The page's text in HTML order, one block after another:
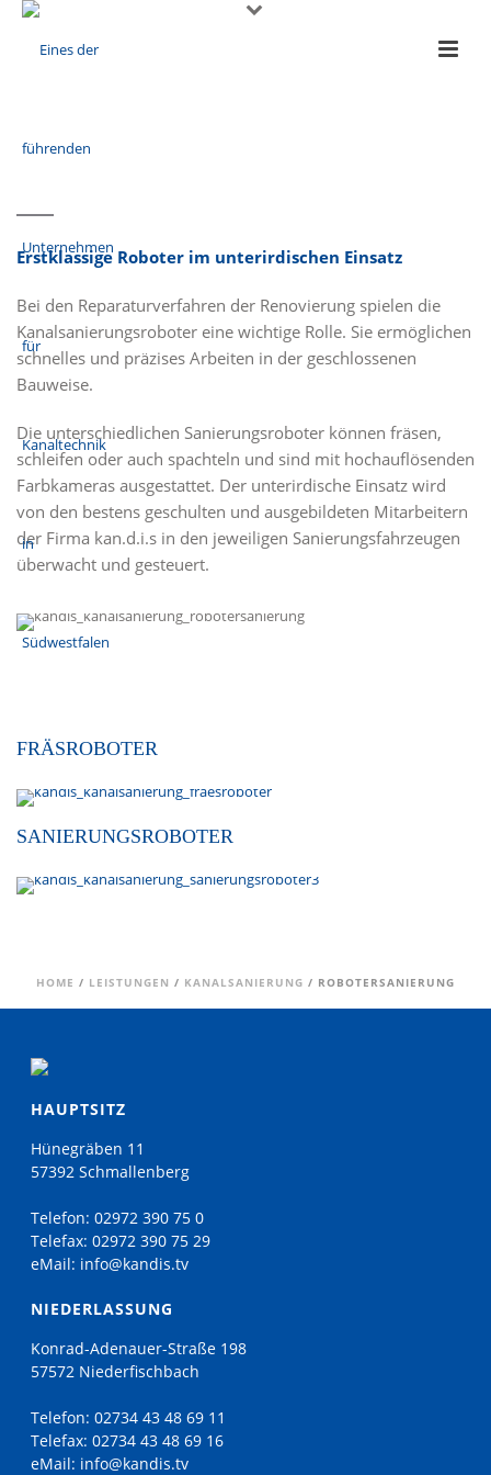
Erstklassige Roboter im unterirdischen Einsatz
Bei den Reparaturverfahren der Renovierung spielen die
Kanalsanierungsroboter eine wichtige Rolle. Sie ermöglichen
schnelles und präzises Arbeiten in der geschlossenen
Bauweise.
Die unterschiedlichen Sanierungsroboter können fräsen,
schleifen oder auch spachteln und sind mit hochauflösenden
Farbkameras ausgestattet. Der unterirdische Einsatz wird
von den bestens geschulten und ausgebildeten Mitarbeitern
der Firma kan.d.i.s in den jeweiligen Sanierungsfahrzeugen
überwacht und gesteuert.
FRÄSROBOTER
SANIERUNGSROBOTER
HOME / LEISTUNGEN / KANALSANIERUNG / ROBOTERSANIERUNG
HAUPTSITZ
Hünegräben 11
57392 Schmallenberg
Telefon: 02972 390 75 0
Telefax: 02972 390 75 29
eMail: info@kandis.tv
NIEDERLASSUNG
Konrad-Adenauer-Straße 198
57572 Niederfischbach
Telefon: 02734 43 48 69 11
Telefax: 02734 43 48 69 16
eMail: info@kandis.tv